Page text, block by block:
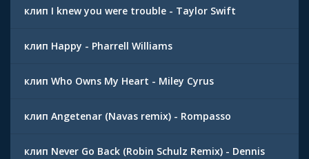
клип I knew you were trouble - Taylor Swift
клип Happy - Pharrell Williams
клип Who Owns My Heart - Miley Cyrus
клип Angetenar (Navas remix) - Rompasso
клип Never Go Back (Robin Schulz Remix) - Dennis